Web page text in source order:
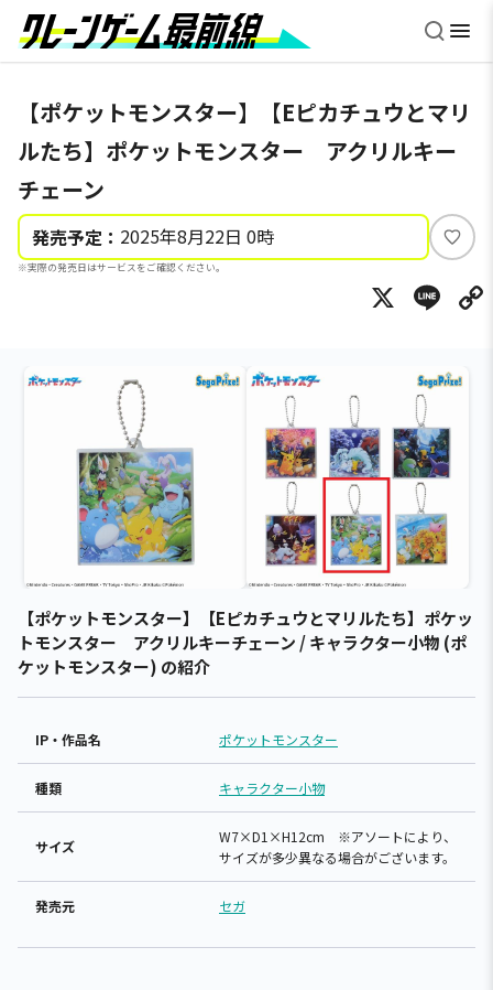
【ポケットモンスター】【Eピカチュウとマリ
ルたち】ポケットモンスター アクリルキー
チェーン
発売予定： 2025年8月22日 0時
※実際の発売日はサービスをご確認ください。
い
ね
X
【ポケットモンスター】【Eピカチュウとマリルたち】ポケッ
トモンスター アクリルキーチェーン / キャラクター小物 (ポ
ケットモンスター) の紹介
IP・作品名 ポケットモンスター
種類 キャラクター小物
サイズ
W7×D1×H12cm ※アソートにより、
サイズが多少異なる場合がございます。
発売元 セガ